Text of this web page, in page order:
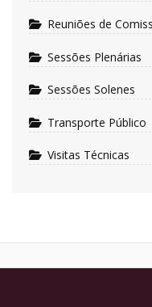
Reuniões de
Sessões Plenárias
Sessões Solenes
Transporte Público
Visitas Técnicas